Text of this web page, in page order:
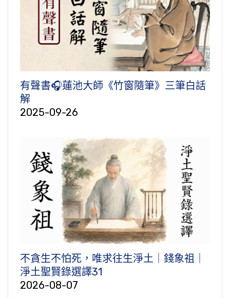
有聲書🎧蓮池大師《竹窗隨筆》三筆白話
解
2025-09-26
不貪生不怕死，唯求往生淨土｜錢象祖｜
淨土聖賢錄選譯31
2026-08-07